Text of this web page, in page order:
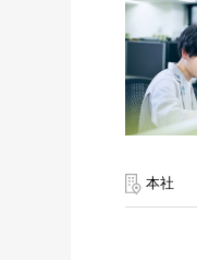
本社